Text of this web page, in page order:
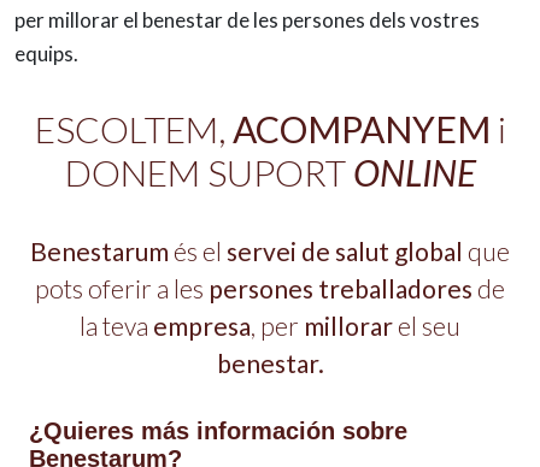
per millorar el benestar de les persones dels vostres
equips.
ESCOLTEM, ACOMPANYEM i
DONEM SUPORTONLINE
Benestarum és el servei de salut global que
pots oferir a les persones treballadores de
la teva empresa , per millorar el seu
benestar.